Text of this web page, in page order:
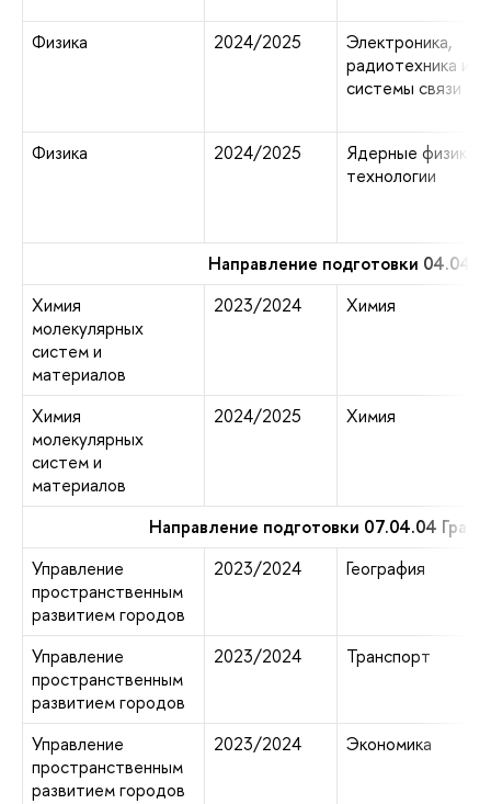
Физика 2024/2025
Электроника,
радиотехника и
системы связи
Физика 2024/2025
Ядерные физика и
технологии
Направление подготовки
Химия
молекулярных
систем и
материалов
2023/2024 Химия
Химия
молекулярных
систем и
материалов
2024/2025 Химия
Направление подготовки 07.04.04
Управление
пространственным
развитием городов
2023/2024 География
Управление
пространственным
развитием городов
2023/2024 Транспорт
Управление
пространственным
развитием городов
2023/2024 Экономика